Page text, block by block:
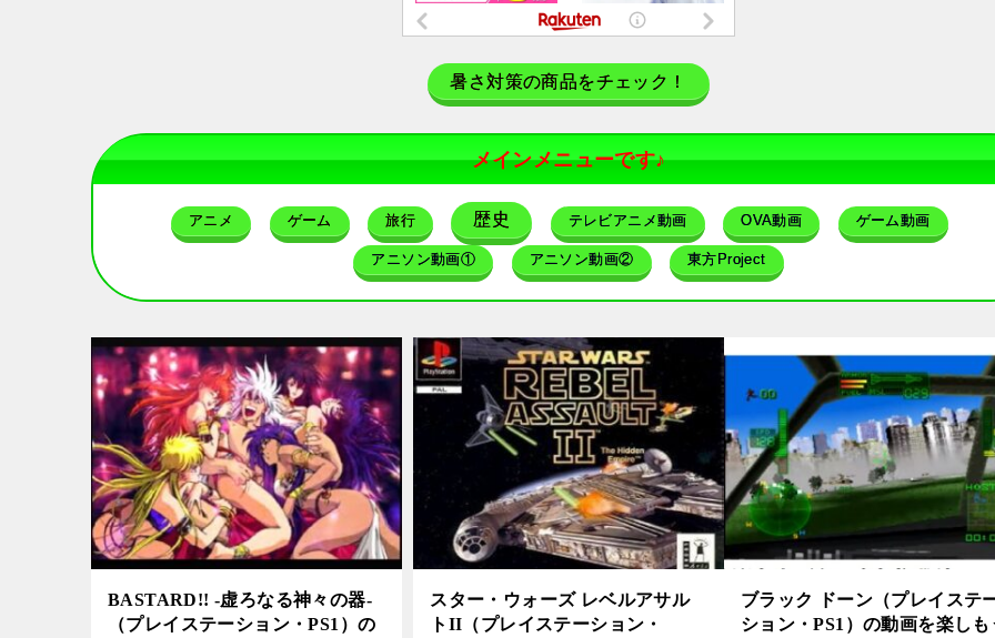
暑さ対策の商品をチェック！
メインメニューです♪
アニメ ゲーム 旅行 歴史 テレビアニメ動画 OVA動画 ゲーム動画
アニソン動画① アニソン動画② 東方Project
BASTARD!! -虚ろなる神々の器-
（プレイステーション・PS1）の
スター・ウォーズ レベルアサル
トII（プレイステーション・
ブラック ドーン（プレイステ
ション・PS1）の動画を楽しも